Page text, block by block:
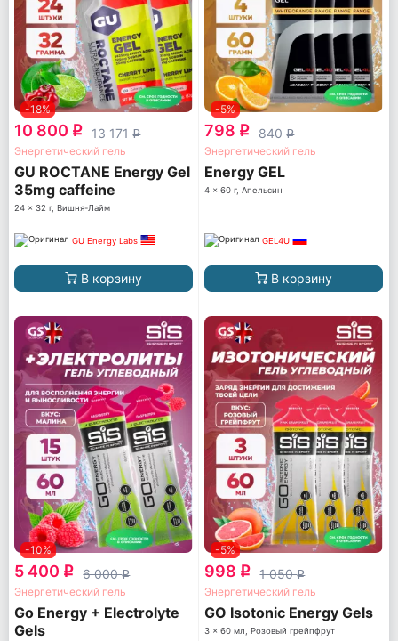
-18%
10 800 q 13 171q
Энергетический гель
GU ROCTANE Energy Gel
35mg caffeine
24 x 32 г, Вишня-Лайм
GU Energy Labs
В корзину
-5%
798 q 840q
Энергетический гель
Energy GEL
4 x 60 г, Апельсин
GEL4U
В корзину
-10%
5 400 q 6 000q
Энергетический гель
Go Energy + Electrolyte
Gels
-5%
998 q 1 050q
Энергетический гель
GO Isotonic Energy Gels
3 x 60 мл, Розовый грейпфрут